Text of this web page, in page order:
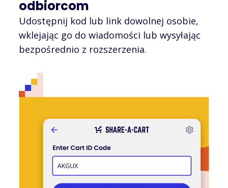
odbiorcom
Udostępnij kod lub link dowolnej osobie,
wklejając go do wiadomości lub wysyłając
bezpośrednio z rozszerzenia.